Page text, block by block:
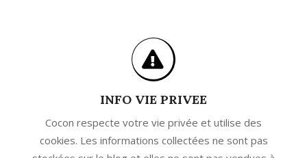
INFO VIE PRIVEE
Cocon respecte votre vie privée et utilise des
cookies. Les informations collectées ne sont pas